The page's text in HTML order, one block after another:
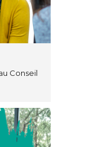
Conseil